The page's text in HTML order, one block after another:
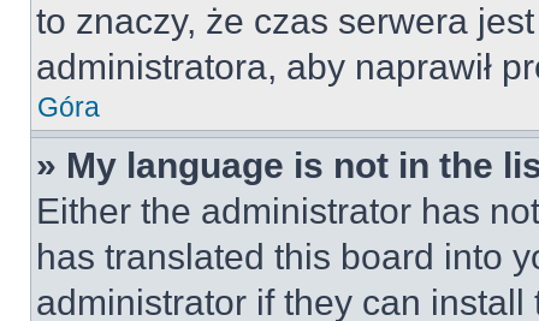
to znaczy, że czas serwera
administratora, aby naprawił
Góra
» My language is not in the
Either the administrator has
has translated this board into
administrator if they can